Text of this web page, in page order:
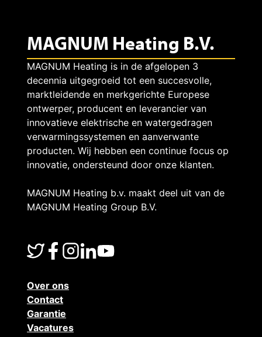
o
s
t
a
a
t
g
e
MAGNUM Heating B.V.
MAGNUM Heating is in de afgelopen 3
decennia uitgegroeid tot een succesvolle,
marktleidende en merkgerichte Europese
ontwerper, producent en leverancier van
innovatieve elektrische en watergedragen
verwarmingssystemen en aanverwante
producten. Wij hebben een continue focus op
innovatie, ondersteund door onze klanten.
MAGNUM Heating b.v. maakt deel uit van de
MAGNUM Heating Group B.V.
Over ons
Contact
Garantie
Vacatures